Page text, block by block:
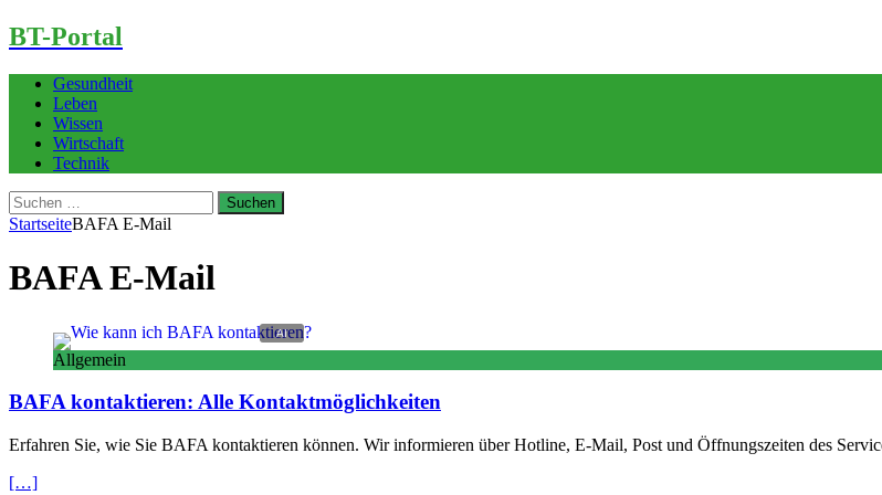
BT-Portal
Gesundheit
Leben
Wissen
Wirtschaft
Technik
Suchen
nach:
StartseiteBAFA E-Mail
BAFA E-Mail
Allgemein
BAFA kontaktieren: Alle Kontaktmöglichkeiten
Erfahren Sie, wie Sie BAFA kontaktieren können. Wir informieren über Hotline, E-Mail, Post und Öffnungszeiten des
[…]